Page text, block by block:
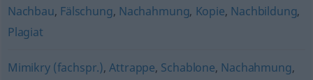
Nachbau, Fälschung, Nachahmung, Kopie, Nachbildung,
Plagiat
Mimikry (fachspr.),Attrappe, Schablone, Nachahmung,